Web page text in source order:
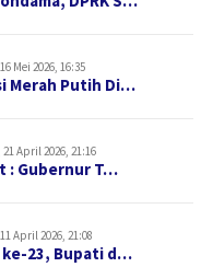
Mei 2026, 16:35
Merah Putih Di…
April 2026, 21:16
: Gubernur T…
April 2026, 21:08
ke-23, Bupati d…